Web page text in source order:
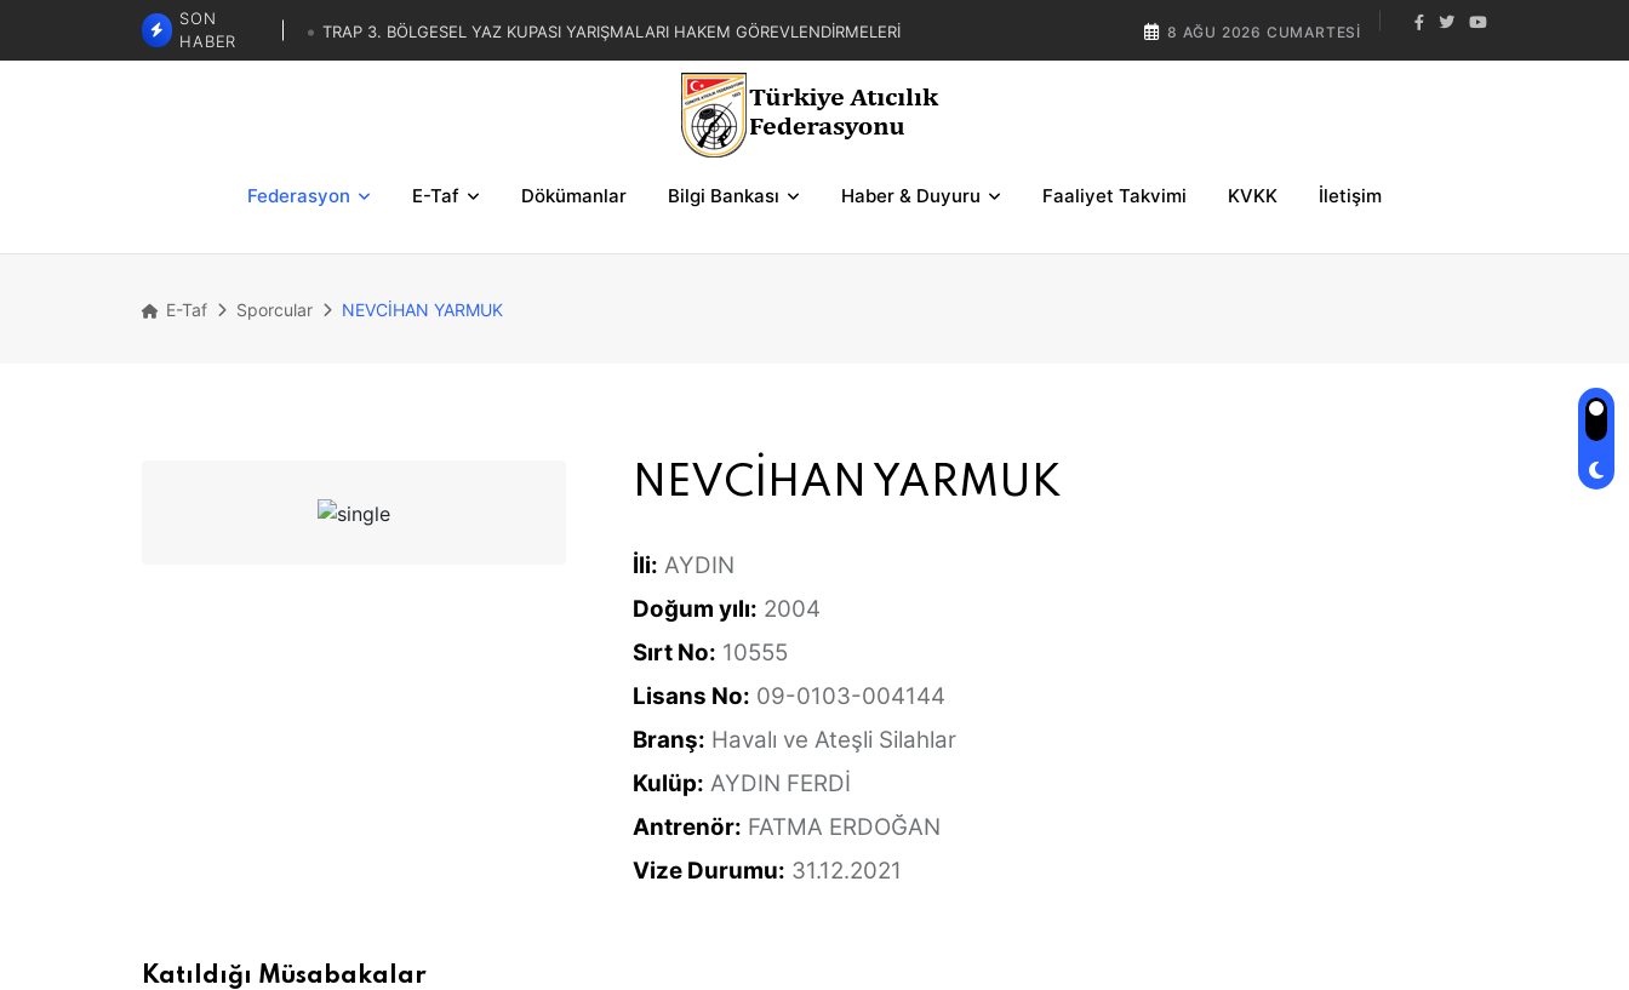
SON
HABER
SKEET - TRAP İBRAHİM KARASAR ZAFER KUPASI YARIŞMALARI KESİN KATILIM
LİSTELERİ
TRAP 3. BÖLGESEL YAZ KUPASI YARIŞMA REGLAMANI
TRAP İBRAHİM KARASAR ZAFER KUPASI YARIŞMASI SERİLERİ VE ŞEMALAR
8 AĞU 2026 CUMARTESI
Federasyon E-Taf Dökümanlar Bilgi Bankası Haber & Duyuru Faaliyet Takvimi KVKK İletişim
E-Taf Sporcular NEVCİHAN YARMUK
NEVCİHAN YARMUK
İli: AYDIN
Doğum yılı: 2004
Sırt No: 10555
Lisans No: 09-0103-004144
Branş: Havalı ve Ateşli Silahlar
Kulüp: AYDIN FERDİ
Antrenör: FATMA ERDOĞAN
Vize Durumu: 31.12.2021
Katıldığı Müsabakalar